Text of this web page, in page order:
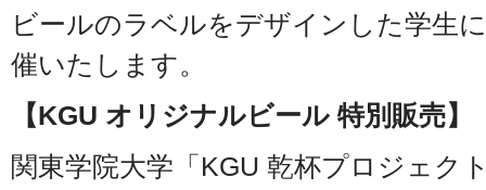
ビールのラベルをデザインした学生
催いたします。
【KGU オリジナルビール 特別販売】
関東学院大学「KGU 乾杯プロジェク